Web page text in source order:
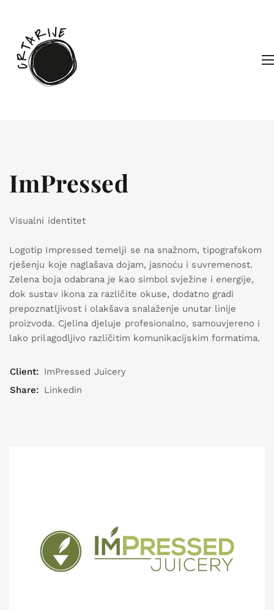
ImPressed
Visualni identitet
Logotip Impressed temelji se na snažnom, tipografskom
rješenju koje naglašava dojam, jasnoću i suvremenost.
Zelena boja odabrana je kao simbol svježine i energije,
dok sustav ikona za različite okuse, dodatno gradi
prepoznatljivost i olakšava snalaženje unutar linije
proizvoda. Cjelina djeluje profesionalno, samouvjereno i
lako prilagodljivo različitim komunikacijskim formatima.
Client: ImPressed Juicery
Share: Linkedin